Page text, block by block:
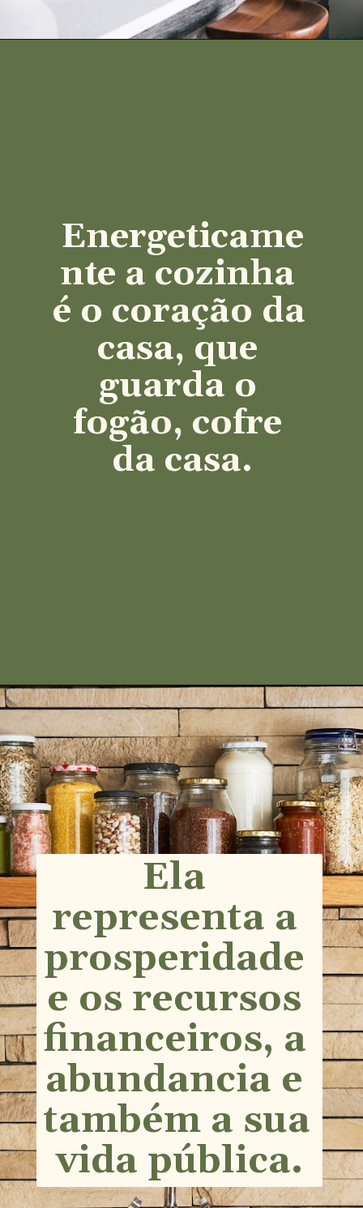
Energeticame
nte a cozinha
é o coração da
casa, que
guarda o
fogão, cofre
da casa.
Ela
representa a
prosperidade
e os recursos
financeiros, a
abundancia e
também a sua
vida pública.